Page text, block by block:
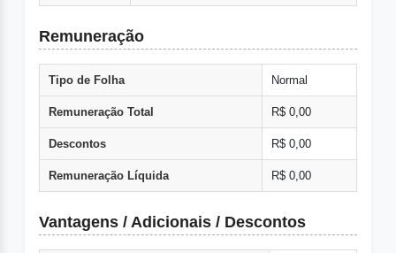
Remuneração
Tipo de Folha Normal
Remuneração Total R$ 0,00
Descontos R$ 0,00
Remuneração Líquida R$ 0,00
Vantagens / Adicionais / Descontos